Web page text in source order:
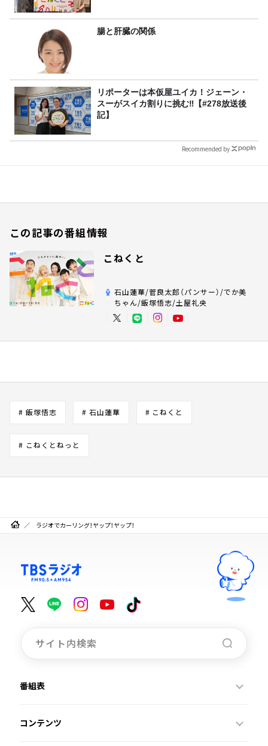
腸と肝臓の関係
リポーターは本仮屋ユイカ！ジェーン・
スーがスイカ割りに挑む‼【#278放送後
記】
Recommended by
この記事の番組情報
こねくと
石山蓮華/菅良太郎（パンサー）/でか美
ちゃん/飯塚悟志/土屋礼央
# 飯塚悟志 # 石山蓮華 # こねくと
# こねくとねっと
ラジオでカーリング！ヤップ！ヤップ！
番組表
コンテンツ